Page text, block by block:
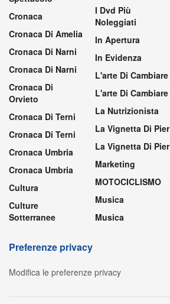
Cronaca
Cronaca Di Amelia
Cronaca Di Narni
Cronaca Di Narni
Cronaca Di
Orvieto
Cronaca Di Terni
Cronaca Di Terni
Cronaca Umbria
Cronaca Umbria
Cultura
Culture
Sotterranee
I Dvd Più
Noleggiati
In Apertura
In Evidenza
L'arte Di Cambiare
L'arte Di Cambiare
La Nutrizionista
La Vignetta Di Pier
La Vignetta Di Pier
Marketing
MOTOCICLISMO
Musica
Musica
Preferenze privacy
Modifica le preferenze privacy